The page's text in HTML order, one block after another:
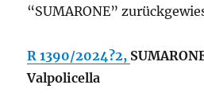
“SUMARONE”
R 1390/2024?2,
Valpolicella